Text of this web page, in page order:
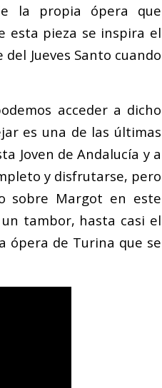
la propia ópera que
esta pieza se inspira el
Jueves Santo cuando
acceder a dicho
es una de las últimas
Joven de Andalucía y a
y disfrutarse, pero
sobre Margot en este
tambor, hasta casi el
ópera de Turina que se